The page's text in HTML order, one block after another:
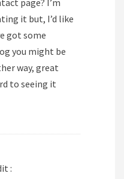
page? I’m
it but, I’d like
got some
you might be
way, great
to seeing it
: